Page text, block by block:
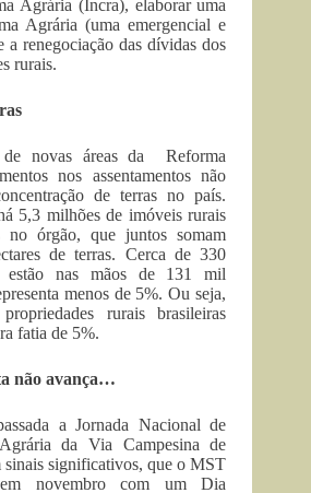
Agrária (Incra), elaborar uma
Agrária (uma emergencial e
renegociação das dívidas dos
rurais.
novas áreas da Reforma
nos assentamentos não
de terras no país.
5,3 milhões de imóveis rurais
no órgão, que juntos somam
de terras. Cerca de 330
estão nas mãos de 131 mil
menos de 5%. Ou seja,
rurais brasileiras
fatia de 5%.
não avança…
a Jornada Nacional de
da Via Campesina de
sinais significativos, que o MST
em novembro com um Dia